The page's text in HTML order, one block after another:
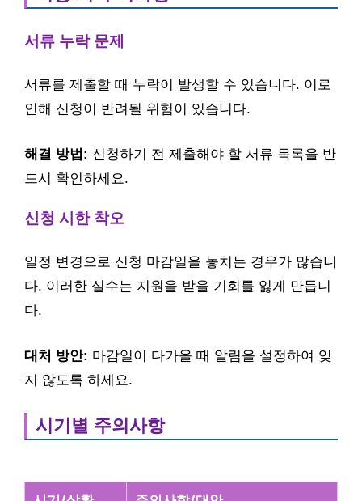
서류 누락 문제
서류를 제출할 때 누락이 발생할 수 있습니다. 이로
인해 신청이 반려될 위험이 있습니다.
해결 방법: 신청하기 전 제출해야 할 서류 목록을 반
드시 확인하세요.
신청 시한 착오
일정 변경으로 신청 마감일을 놓치는 경우가 많습니
다. 이러한 실수는 지원을 받을 기회를 잃게 만듭니
다.
대처 방안: 마감일이 다가올 때 알림을 설정하여 잊
지 않도록 하세요.
시기별 주의사항